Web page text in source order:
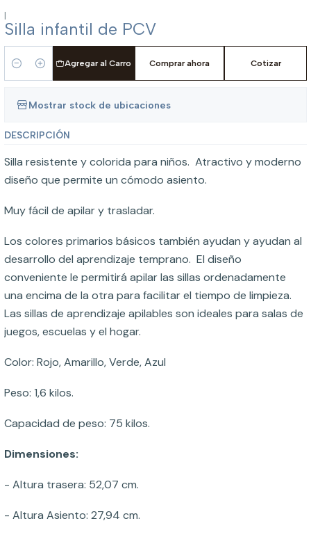
|
Silla infantil de PCV
Cantidad
Agregar al Carro Comprar ahora Cotizar
Mostrar stock de ubicaciones
DESCRIPCIÓN
Silla resistente y colorida para niños. Atractivo y moderno
diseño que permite un cómodo asiento.
Muy fácil de apilar y trasladar.
Los colores primarios básicos también ayudan y ayudan al
desarrollo del aprendizaje temprano. El diseño
conveniente le permitirá apilar las sillas ordenadamente
una encima de la otra para facilitar el tiempo de limpieza.
Las sillas de aprendizaje apilables son ideales para salas de
juegos, escuelas y el hogar.
Color: Rojo, Amarillo, Verde, Azul
Peso: 1,6 kilos.
Capacidad de peso: 75 kilos.
Dimensiones:
- Altura trasera: 52,07 cm.
- Altura Asiento: 27,94 cm.